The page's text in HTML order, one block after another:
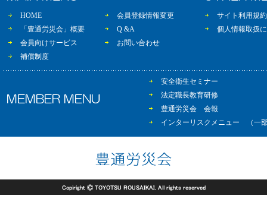
HOME
会員登録情報変更
「豊通労災会」概要
Q &A
会員向けサービス
お問い合わせ
補償制度
サイト利用規約
個人情報取扱
安全衛生セミナー
法定職長教育研修
豊通労災会 会報
インターリスクメニュー （一